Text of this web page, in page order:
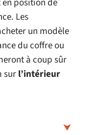
position de
Les
un modèle
du coffre ou
à coup sûr
surl’intérieur